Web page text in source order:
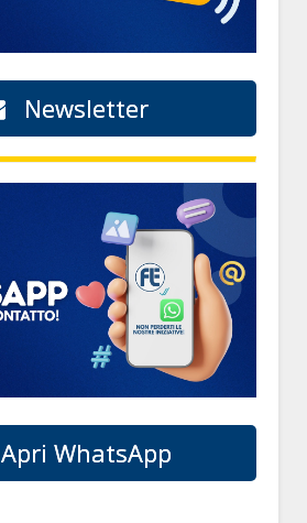
Newsletter
Apri WhatsApp